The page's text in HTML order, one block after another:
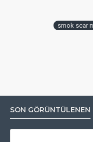
smok scar
SON GÖRÜNTÜLENEN